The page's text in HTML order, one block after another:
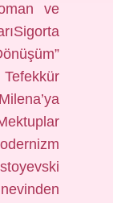
ve
Tefekkür